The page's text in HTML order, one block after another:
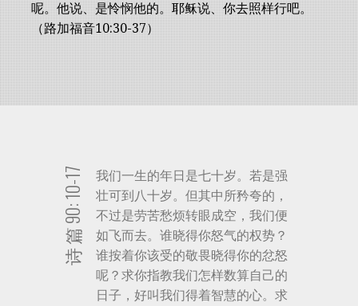
呢。他说、是怜悯他的。耶稣说、你去照样行吧。
（路加福音10:30-37）
诗 篇 90: 10-17
我们一生的年日是七十岁。若是强
壮可到八十岁。但其中所矜夸的，
不过是劳苦愁烦转眼成空，我们便
如飞而去。谁晓得你怒气的权势？
谁按着你该受的敬畏晓得你的忿怒
呢？求你指教我们怎样数算自己的
日子，好叫我们得着智慧的心。求